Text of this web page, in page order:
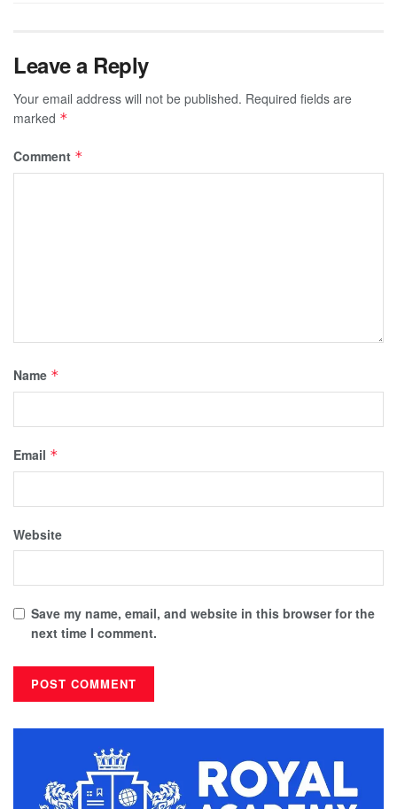
Leave a Reply
Your email address will not be published. Required fields are
marked *
Comment *
Name *
Email *
Website
Save my name, email, and website in this browser for the
next time I comment.